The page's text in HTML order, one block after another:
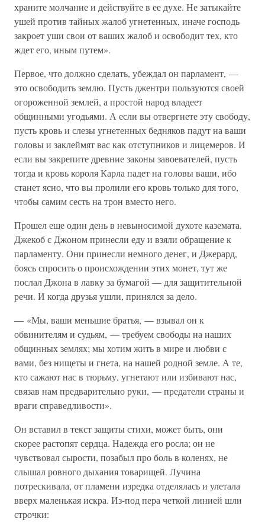
храните молчание и действуйте в ее духе. Не затыкайте
ушей против тайных жалоб угнетенных, иначе господь
закроет уши свои от ваших жалоб и освободит тех, кто
ждет его, иным путем».
Первое, что должно сделать, убеждал он парламент, —
это освободить землю. Пусть джентри пользуются своей
огороженной землей, а простой народ владеет
общинными угодьями. А если вы отвергнете эту свободу,
пусть кровь и слезы угнетенных бедняков падут на ваши
головы и заклеймят вас как отступников и лицемеров. И
если вы закрепите древние законы завоевателей, пусть
тогда и кровь короля Карла падет на головы ваши, ибо
станет ясно, что вы пролили его кровь только для того,
чтобы самим сесть на трон вместо него.
Прошел еще один день в невыносимой духоте каземата.
Джекоб с Джоном принесли еду и взяли обращение к
парламенту. Они принесли немного денег, и Джерард,
боясь спросить о происхождении этих монет, тут же
послал Джона в лавку за бумагой — для защитительной
речи. И когда друзья ушли, принялся за дело.
— «Мы, ваши меньшие братья, — взывал он к
обвинителям и судьям, — требуем свободы на наших
общинных землях; мы хотим жить в мире и любви с
вами, без нищеты и гнета, на нашей родной земле. А те,
кто сажают нас в тюрьму, угнетают или избивают нас,
связав нам предварительно руки, — предатели страны и
враги справедливости».
Он вставил в текст защиты стихи, может быть, они
скорее растопят сердца. Надежда его росла; он не
чувствовал сырости, позабыл про боль в коленях, не
слышал ровного дыхания товарищей. Лучина
потрескивала, от пламени изредка отделялась и улетала
вверх маленькая искра. Из-под пера четкой линией шли
строчки: